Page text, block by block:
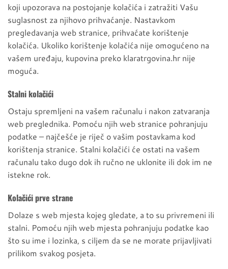
koji upozorava na postojanje kolačića i zatražiti Vašu
suglasnost za njihovo prihvaćanje. Nastavkom
pregledavanja web stranice, prihvaćate korištenje
kolačića. Ukoliko korištenje kolačića nije omogućeno na
vašem uređaju, kupovina preko klaratrgovina.hr nije
moguća.
Stalni kolačići
Ostaju spremljeni na vašem računalu i nakon zatvaranja
web preglednika. Pomoću njih web stranice pohranjuju
podatke – najčešće je riječ o vašim postavkama kod
korištenja stranice. Stalni kolačići će ostati na vašem
računalu tako dugo dok ih ručno ne uklonite ili dok im ne
istekne rok.
Kolačići prve strane
Dolaze s web mjesta kojeg gledate, a to su privremeni ili
stalni. Pomoću njih web mjesta pohranjuju podatke kao
što su ime i lozinka, s ciljem da se ne morate prijavljivati
prilikom svakog posjeta.